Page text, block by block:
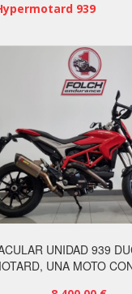
939
UNIDAD 939
UNA MOTO